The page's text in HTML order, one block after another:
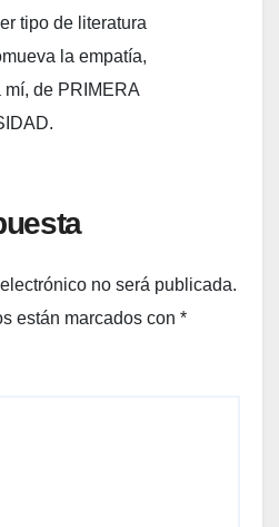
tipo de literatura
la empatía,
mí, de PRIMERA
no será publicada.
están marcados con *